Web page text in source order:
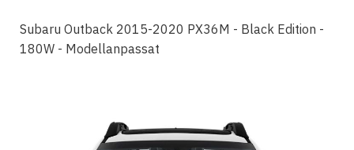
Subaru Outback 2015-2020 PX36M - Black Edition -
180W - Modellanpassat